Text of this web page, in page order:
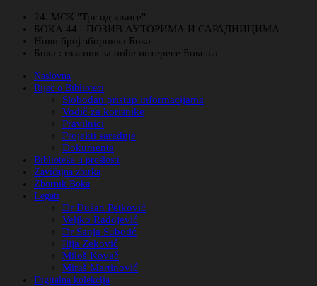
24. МСК "Трг од књиге"
БОКА 44 - ПОЗИВ АУТОРИМА И САРАДНИЦИМА
Нови број зборника Бока
Бока : гласник за опће интересе Бокеља
Naslovna
Riječ o Biblioteci
Slobodan pristup informacijama
Vodič za korisnike
Pravilnici
Projekti saradnje
Dokumenta
Biblioteka u prošlosti
Zavičajna zbirka
Zbornik Boka
Legati
Dr Dušan Petković
Veljko Radojević
Dr Sanja Subotić
Ilija Zeković
Miloš Kovač
Miraš Martinović
Digitalna kolekcija